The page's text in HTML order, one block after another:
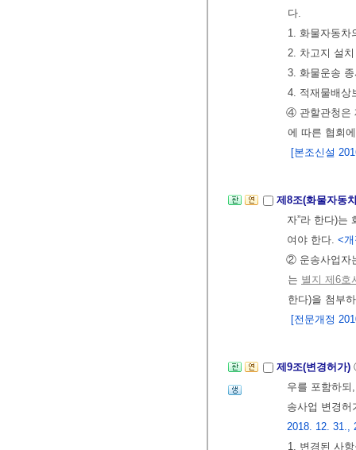
다.
1. 화물자동차
2. 차고지 설
3. 화물운송
4. 적재물배상
④ 관할관청은
에 따른 협회
[본조신설
제8조(화물자동
자”라 한다)는
여야 한다. <
② 운송사업자
는 별지 제6호
한다)을 첨부
[전문개정
제9조(변경허가)
우를 포함하
송사업 변경
2018. 12. 31.,
1. 변경된 사